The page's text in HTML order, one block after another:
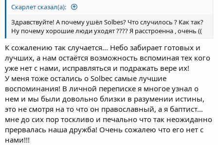
Скарлет сказал(а):
Здравствуйте! А почему ушёл Solbes? Что случилось ? Как так?
Ну почему хорошие люди уходят ???? Я расстроенна , очень ((
К сожалению так случается... Небо забирает готовых и
лучших, а нам остаётся возможность вспоминая тех кого
уже нет с нами, исправляться и подражать вере их!
У меня тоже остались о Solbec самые лучшие
воспоминания! В личной переписке я многое узнал о
нем и мы были довольно близки в разумении истины,
это не смотря на то что он православный, а я баптист...
мне до сих пор тоскливо и печально что так неожиданно
прервалась наша дружба! Очень сожалею что его нет с
нами!!!